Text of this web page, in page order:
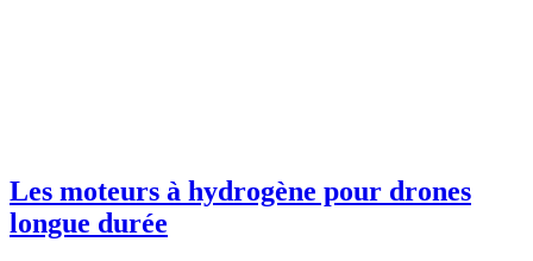
Les moteurs à hydrogène pour drones
longue durée